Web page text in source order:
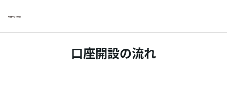
口座開設の流れ